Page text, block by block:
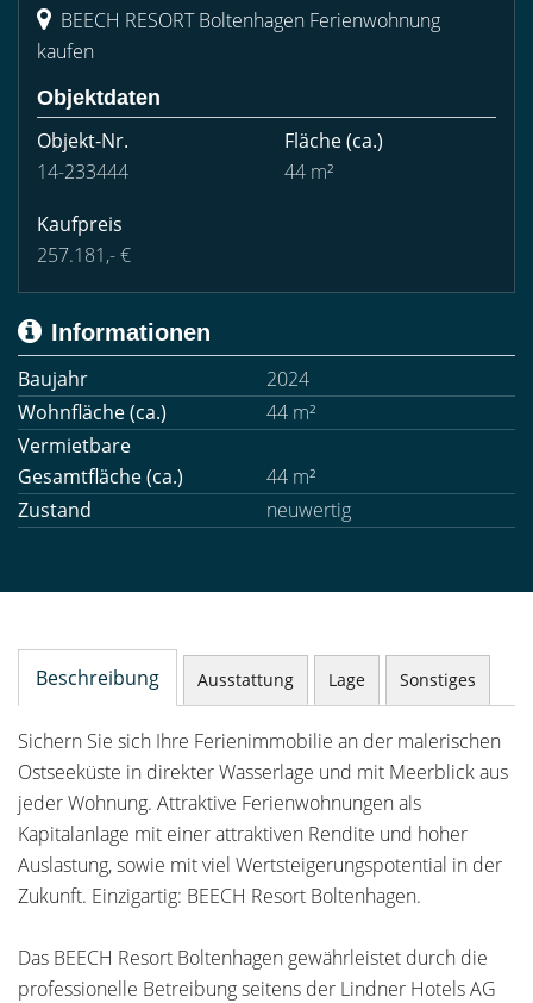
BEECH RESORT Boltenhagen Ferienwohnung
kaufen
Objektdaten
Objekt-Nr.
14-233444
Fläche(ca.)
44 m²
Kaufpreis
257.181,- €
Informationen
Baujahr
2024
Wohnfläche (ca.)
44 m²
Vermietbare
Gesamtfläche (ca.)
44 m²
Zustand
neuwertig
Beschreibung Ausstattung Lage Sonstiges
Sichern Sie sich Ihre Ferienimmobilie an der malerischen
Ostseeküste in direkter Wasserlage und mit Meerblick aus
jeder Wohnung. Attraktive Ferienwohnungen als
Kapitalanlage mit einer attraktiven Rendite und hoher
Auslastung, sowie mit viel Wertsteigerungspotential in der
Zukunft. Einzigartig: BEECH Resort Boltenhagen.
Das BEECH Resort Boltenhagen gewährleistet durch die
professionelle Betreibung seitens der Lindner Hotels AG